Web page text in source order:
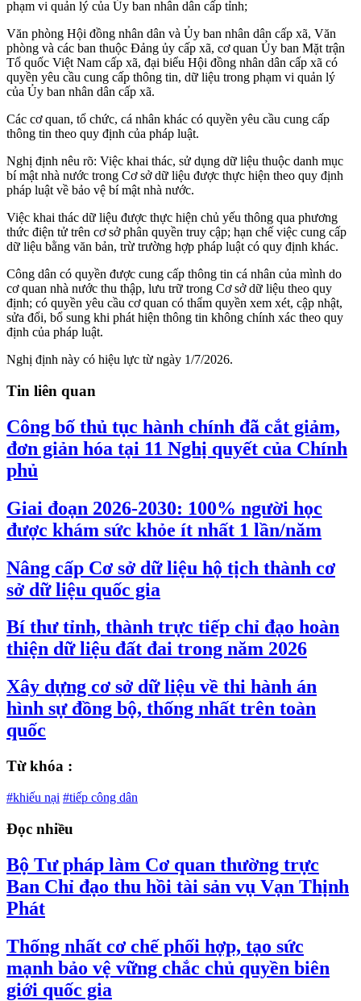
phạm vi quản lý của Ủy ban nhân dân cấp tỉnh;
Văn phòng Hội đồng nhân dân và Ủy ban nhân dân cấp xã, Văn
phòng và các ban thuộc Đảng ủy cấp xã, cơ quan Ủy ban Mặt trận
Tổ quốc Việt Nam cấp xã, đại biểu Hội đồng nhân dân cấp xã có
quyền yêu cầu cung cấp thông tin, dữ liệu trong phạm vi quản lý
của Ủy ban nhân dân cấp xã.
Các cơ quan, tổ chức, cá nhân khác có quyền yêu cầu cung cấp
thông tin theo quy định của pháp luật.
Nghị định nêu rõ: Việc khai thác, sử dụng dữ liệu thuộc danh mục
bí mật nhà nước trong Cơ sở dữ liệu được thực hiện theo quy định
pháp luật về bảo vệ bí mật nhà nước.
Việc khai thác dữ liệu được thực hiện chủ yếu thông qua phương
thức điện tử trên cơ sở phân quyền truy cập; hạn chế việc cung cấp
dữ liệu bằng văn bản, trừ trường hợp pháp luật có quy định khác.
Công dân có quyền được cung cấp thông tin cá nhân của mình do
cơ quan nhà nước thu thập, lưu trữ trong Cơ sở dữ liệu theo quy
định; có quyền yêu cầu cơ quan có thẩm quyền xem xét, cập nhật,
sửa đổi, bổ sung khi phát hiện thông tin không chính xác theo quy
định của pháp luật.
Nghị định này có hiệu lực từ ngày 1/7/2026.
Tin liên quan
Công bố thủ tục hành chính đã cắt giảm,
đơn giản hóa tại 11 Nghị quyết của Chính
phủ
Giai đoạn 2026-2030: 100% người học
được khám sức khỏe ít nhất 1 lần/năm
Nâng cấp Cơ sở dữ liệu hộ tịch thành cơ
sở dữ liệu quốc gia
Bí thư tỉnh, thành trực tiếp chỉ đạo hoàn
thiện dữ liệu đất đai trong năm 2026
Xây dựng cơ sở dữ liệu về thi hành án
hình sự đồng bộ, thống nhất trên toàn
quốc
Từ khóa :
#khiếu nại #tiếp công dân
Đọc nhiều
Bộ Tư pháp làm Cơ quan thường trực
Ban Chỉ đạo thu hồi tài sản vụ Vạn Thịnh
Phát
Thống nhất cơ chế phối hợp, tạo sức
mạnh bảo vệ vững chắc chủ quyền biên
giới quốc gia